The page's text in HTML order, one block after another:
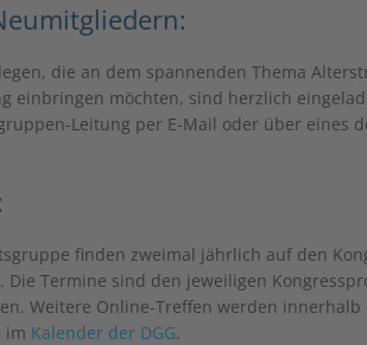
die an dem spannenden Thema
einbringen möchten, sind herzlich
Leitung per E-Mail oder über eines
finden zweimal jährlich auf den
Termine sind den jeweiligen
Weitere Online-Treffen werden
im Kalender der DGG.